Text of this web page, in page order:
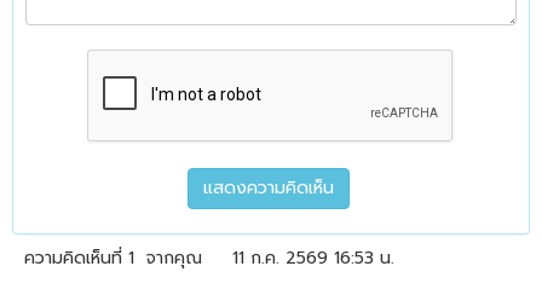
ความคิดเห็นที่ 1 จากคุณ 11 ก.ค. 2569 16:53 น.